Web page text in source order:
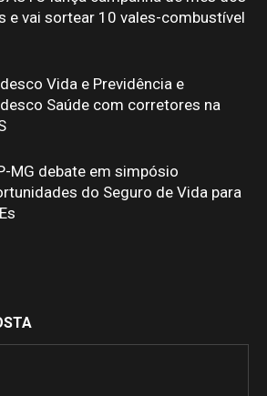
e vai sortear 10 vales-combustível
Vida e Previdência e
Saúde com corretores na
MG debate em simpósio
do Seguro de Vida para